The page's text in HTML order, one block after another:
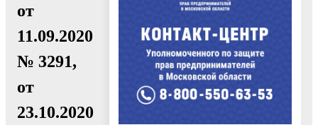
от
11.09.2020
№ 3291,
от
23.10.2020